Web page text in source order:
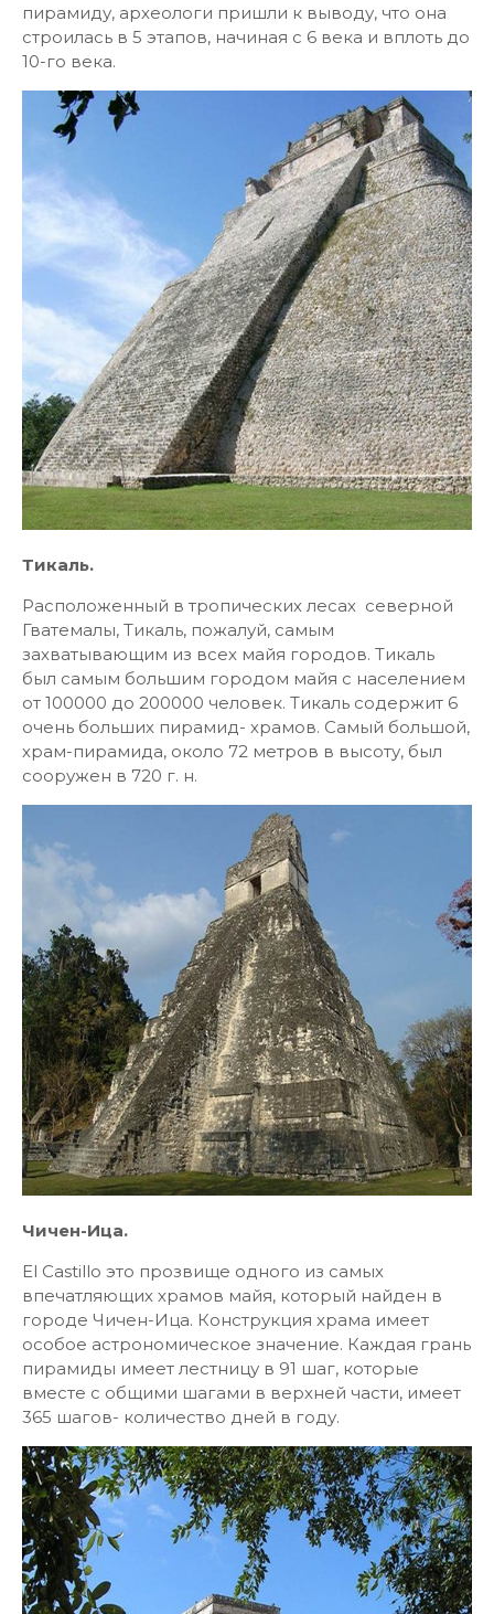
пирамиду, археологи пришли к выводу, что она
строилась в 5 этапов, начиная с 6 века и вплоть до
10-го века.
Тикаль.
Расположенный в тропических лесах северной
Гватемалы, Тикаль, пожалуй, самым
захватывающим из всех майя городов. Тикаль
был самым большим городом майя с населением
от 100000 до 200000 человек. Тикаль содержит 6
очень больших пирамид- храмов. Самый большой,
храм-пирамида, около 72 метров в высоту, был
сооружен в 720 г. н.
Чичен-Ица.
El Castillo это прозвище одного из самых
впечатляющих храмов майя, который найден в
городе Чичен-Ица. Конструкция храма имеет
особое астрономическое значение. Каждая грань
пирамиды имеет лестницу в 91 шаг, которые
вместе с общими шагами в верхней части, имеет
365 шагов- количество дней в году.